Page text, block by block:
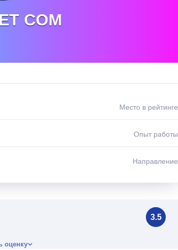
COM
Место в рейтинге
Опыт работы
Направление
3.5
оценку